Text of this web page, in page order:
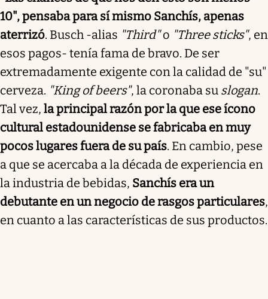
10", pensaba para sí mismo Sanchís, apenas
aterrizó. Busch -alias "Third"o "Three sticks", en
esos pagos- tenía fama de bravo. De ser
extremadamente exigente con la calidad de "su"
cerveza. "King of beers", la coronaba su slogan.
Tal vez, la principal razón por la que ese ícono
cultural estadounidense se fabricaba en muy
pocos lugares fuera de su país. En cambio, pese
a que se acercaba a la década de experiencia en
la industria de bebidas, Sanchís era un
debutante en un negocio de rasgos particulares,
en cuanto a las características de sus productos.